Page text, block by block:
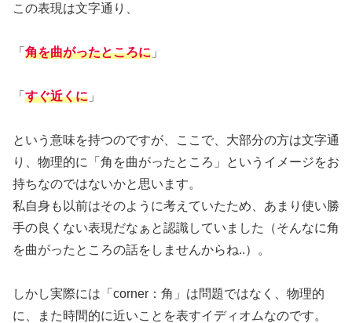
この表現は文字通り、
「 角を曲がったところに 」
「 すぐ近くに 」
という意味を持つのですが、ここで、大部分の方は文字通
り、物理的に「角を曲がったところ」というイメージをお
持ちなのではないかと思います。
私自身も以前はそのように考えていたため、あまり使い勝
手の良くない表現だなぁと認識していました（そんなに角
を曲がったところの話をしませんからね..）。
しかし実際には「corner：角」は問題ではなく、物理的
に、また時間的に近いことを表すイディオムなのです。